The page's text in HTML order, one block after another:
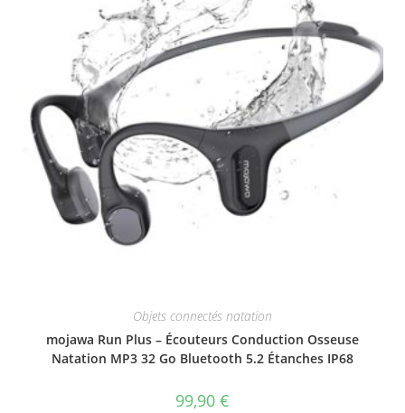
Objets connectés natation
mojawa Run Plus – Écouteurs Conduction Osseuse
Natation MP3 32 Go Bluetooth 5.2 Étanches IP68
99,90 €